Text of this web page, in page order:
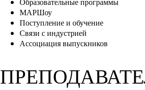
МАРШоу
Поступление и обучение
Связи с индустрией
Ассоциация выпускников